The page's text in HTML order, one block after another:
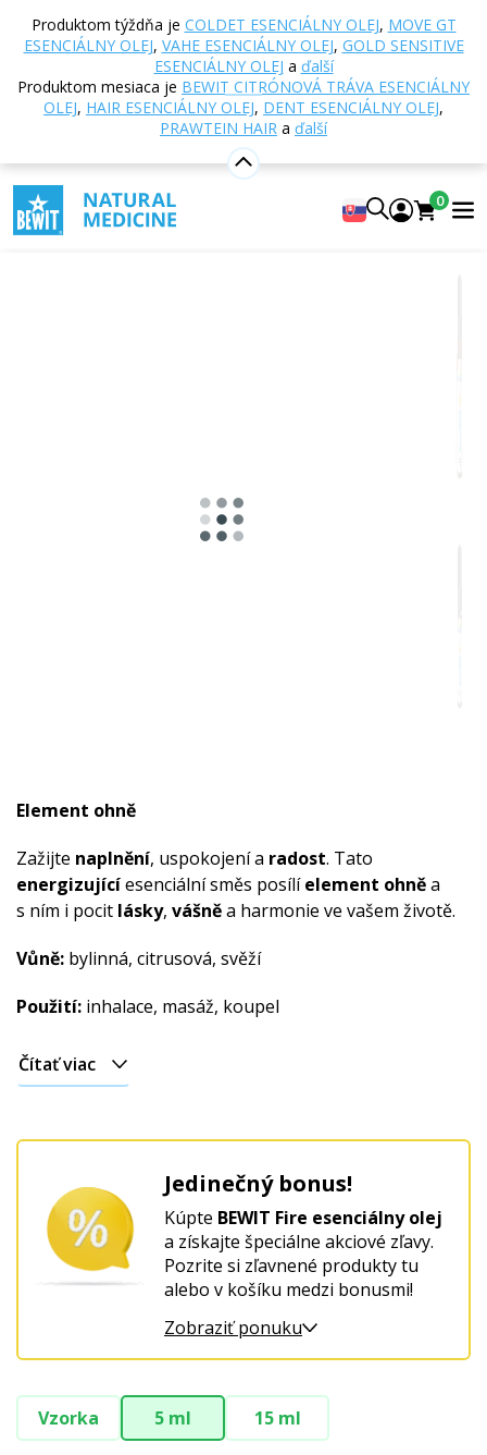
Produktom týždňa je COLDET ESENCIÁLNY OLEJ, MOVE GT
ESENCIÁLNY OLEJ, VAHE ESENCIÁLNY OLEJ, GOLD SENSITIVE
ESENCIÁLNY OLEJ a ďalší
Produktom mesiaca je BEWIT CITRÓNOVÁ TRÁVA ESENCIÁLNY
OLEJ, HAIR ESENCIÁLNY OLEJ, DENT ESENCIÁLNY OLEJ,
PRAWTEIN HAIR a ďalší
0
Domov E-shop
Zmesi esenciálnych olejov
BEWIT Fire esenciálny
BEWIT Fire esenciálny olej
100% čistá a přírodní směs CTEO® esenciálních olejů
5 Zobraziť 9 recenzií
Element ohně
Zažijte naplnění, uspokojení a radost. Tato
energizujícíesenciální směs posílíelement ohněa
s ním i pocit lásky, vášněa harmonie ve vašem životě.
Vůně: bylinná, citrusová, svěží
Použití: inhalace, masáž, koupel
Čítať viac
Jedinečný bonus!
Kúpte BEWIT Fire esenciálny olej
a získajte špeciálne akciové zľavy.
Pozrite si zľavnené produkty tu
alebo v košíku medzi bonusmi!
Zobraziť ponuku
Vzorka 5 ml 15 ml